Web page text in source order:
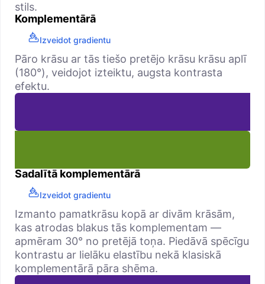
stils.
Komplementārā
Izveidot gradientu
Pāro krāsu ar tās tiešo pretējo krāsu krāsu aplī
(180°), veidojot izteiktu, augsta kontrasta
efektu.
Sadalītā komplementārā
Izveidot gradientu
Izmanto pamatkrāsu kopā ar divām krāsām,
kas atrodas blakus tās komplementam —
apmēram 30° no pretējā toņa. Piedāvā spēcīgu
kontrastu ar lielāku elastību nekā klasiskā
komplementārā pāra shēma.